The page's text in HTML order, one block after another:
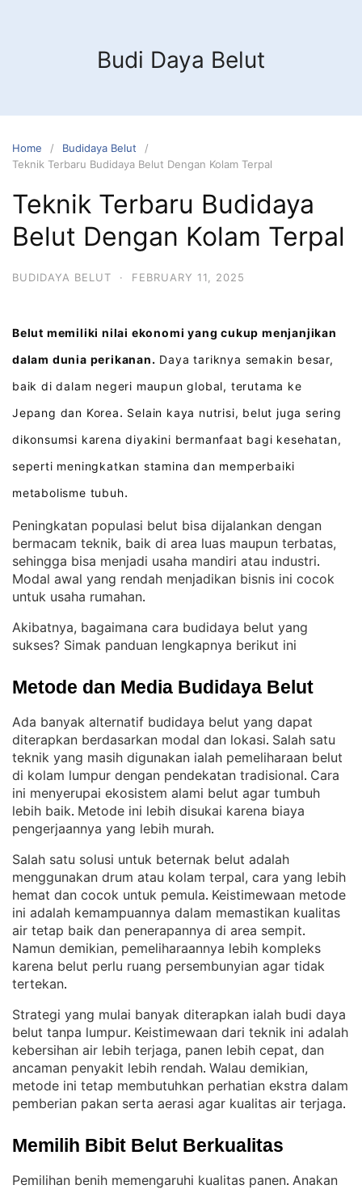
Budi Daya Belut
Home
Budidaya Belut
Teknik Terbaru Budidaya Belut Dengan Kolam Terpal
Teknik Terbaru Budidaya
Belut Dengan Kolam Terpal
BUDIDAYA BELUT · FEBRUARY 11, 2025
Belut memiliki nilai ekonomi yang cukup menjanjikan
dalam dunia perikanan. Daya tariknya semakin besar,
baik di dalam negeri maupun global, terutama ke
Jepang dan Korea. Selain kaya nutrisi, belut juga sering
dikonsumsi karena diyakini bermanfaat bagi kesehatan,
seperti meningkatkan stamina dan memperbaiki
metabolisme tubuh.
Peningkatan populasi belut bisa dijalankan dengan
bermacam teknik, baik di area luas maupun terbatas,
sehingga bisa menjadi usaha mandiri atau industri
Modal awal yang rendah menjadikan bisnis ini cocok
untuk usaha rumahan.
Akibatnya, bagaimana cara budidaya belut yang
sukses? Simak panduan lengkapnya berikut ini
Metode dan Media Budidaya Belut
Ada banyak alternatif budidaya belut yang dapat
diterapkan berdasarkan modal dan lokasi. Salah satu
teknik yang masih digunakan ialah pemeliharaan belut
di kolam lumpur dengan pendekatan tradisional. Cara
ini menyerupai ekosistem alami belut agar tumbuh
lebih baik. Metode ini lebih disukai karena biaya
pengerjaannya yang lebih murah.
Salah satu solusi untuk beternak belut adalah
menggunakan drum atau kolam terpal, cara yang lebih
hemat dan cocok untuk pemula. Keistimewaan metode
ini adalah kemampuannya dalam memastikan kualitas
air tetap baik dan penerapannya di area sempit
Namun demikian, pemeliharaannya lebih kompleks
karena belut perlu ruang persembunyian agar tidak
tertekan.
Strategi yang mulai banyak diterapkan ialah budi daya
belut tanpa lumpur. Keistimewaan dari teknik ini adalah
kebersihan air lebih terjaga, panen lebih cepat, dan
ancaman penyakit lebih rendah. Walau demikian,
metode ini tetap membutuhkan perhatian ekstra dalam
pemberian pakan serta aerasi agar kualitas air terjaga.
Memilih Bibit Belut Berkualitas
Pemilihan benih memengaruhi kualitas panen. Anakan